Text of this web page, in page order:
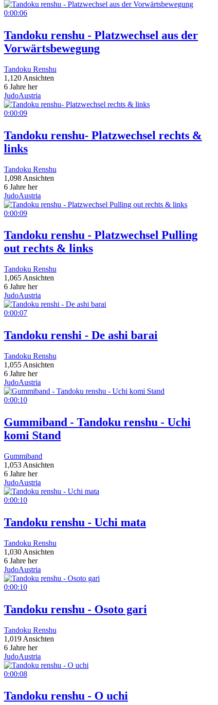
0:00:06
Tandoku renshu - Platzwechsel aus der
Vorwärtsbewegung
Tandoku Renshu
1,120 Ansichten
6 Jahre her
JudoAustria
0:00:09
Tandoku renshu- Platzwechsel rechts &
links
Tandoku Renshu
1,098 Ansichten
6 Jahre her
JudoAustria
0:00:09
Tandoku renshu - Platzwechsel Pulling
out rechts & links
Tandoku Renshu
1,065 Ansichten
6 Jahre her
JudoAustria
0:00:07
Tandoku renshi - De ashi barai
Tandoku Renshu
1,055 Ansichten
6 Jahre her
JudoAustria
0:00:10
Gummiband - Tandoku renshu - Uchi
komi Stand
Gummiband
1,053 Ansichten
6 Jahre her
JudoAustria
0:00:10
Tandoku renshu - Uchi mata
Tandoku Renshu
1,030 Ansichten
6 Jahre her
JudoAustria
0:00:10
Tandoku renshu - Osoto gari
Tandoku Renshu
1,019 Ansichten
6 Jahre her
JudoAustria
0:00:08
Tandoku renshu - O uchi